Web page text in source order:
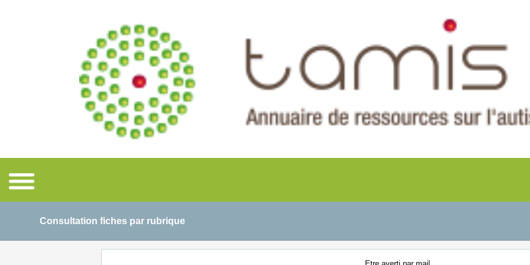
Consultation fiches par rubrique